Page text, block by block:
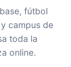
fútbol
campus de
toda la
online.